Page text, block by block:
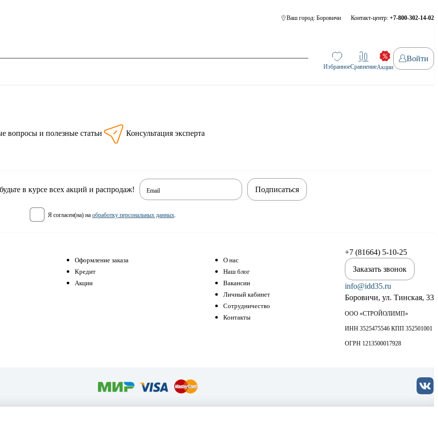
Ваш город: Боровичи Контакт-центр: +7-800-302-14-02
ИзбранноеСравнениеАкции
Войти
вопросы и полезные статьи Консультация эксперта
в курсе всех акций и распродаж! Email
я согласен(на) на обработку персональных данных.
Подписаться
Оформление заказа
Кредит
Акции
О нас
Наш блог
Вакансии
Личный кабинет
Сотрудничество
Контакты
+7 (81664) 5-10-25
Заказать звонок
info@idd35.ru
Боровичи, ул. Тинская, 33
ООО «СТРОЙОЛИМП»
ИНН 3525475546 КПП 352501001
ОГРН 1213500017928